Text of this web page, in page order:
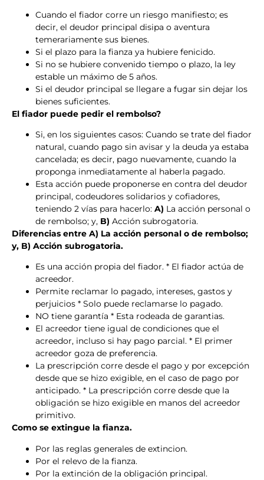
Cuando el fiador corre un riesgo manifiesto; es
decir, el deudor principal disipa o aventura
temerariamente sus bienes.
Si el plazo para la fianza ya hubiere fenicido.
Si no se hubiere convenido tiempo o plazo, la ley
estable un máximo de 5 años.
Si el deudor principal se llegare a fugar sin dejar los
bienes suficientes.
El fiador puede pedir el rembolso?
Si, en los siguientes casos: Cuando se trate del fiador
natural, cuando pago sin avisar y la deuda ya estaba
cancelada; es decir, pago nuevamente, cuando la
proponga inmediatamente al haberla pagado.
Esta acción puede proponerse en contra del deudor
principal, codeudores solidarios y cofiadores,
teniendo 2 vías para hacerlo: A) La acción personal o
de rembolso; y, B) Acción subrogatoria.
Diferencias entre A) La acción personal o de rembolso;
y, B) Acción subrogatoria.
Es una acción propia del fiador. * El fiador actúa de
acreedor.
Permite reclamar lo pagado, intereses, gastos y
perjuicios * Solo puede reclamarse lo pagado.
NO tiene garantía * Esta rodeada de garantias.
El acreedor tiene igual de condiciones que el
acreedor, incluso si hay pago parcial. * El primer
acreedor goza de preferencia.
La prescripción corre desde el pago y por excepción
desde que se hizo exigible, en el caso de pago por
anticipado. * La prescripción corre desde que la
obligación se hizo exigible en manos del acreedor
primitivo.
Como se extingue la fianza.
Por las reglas generales de extincion.
Por el relevo de la fianza.
Por la extinción de la obligación principal.